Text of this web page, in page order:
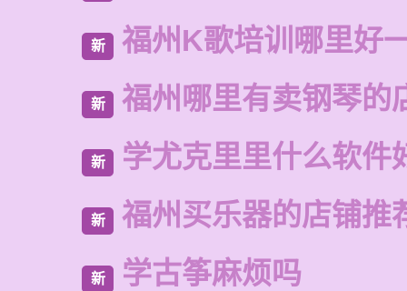
新 福州K歌培训哪里好
新 福州哪里有卖钢琴的
新 学尤克里里什么软件
新 福州买乐器的店铺推
新 学古筝麻烦吗